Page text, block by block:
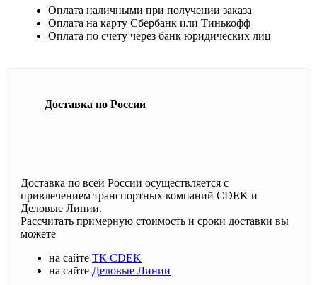
Оплата наличными при получении заказа
Оплата на карту Сбербанк или Тинькофф
Оплата по счету через банк юридических лиц
Доставка по России
Доставка по всей России осуществляется с
привлечением транспортных компаний CDEK и
Деловые Линии.
Рассчитать примерную стоимость и сроки доставки вы
можете
на сайте ТК CDEK
на сайте Деловые Линии